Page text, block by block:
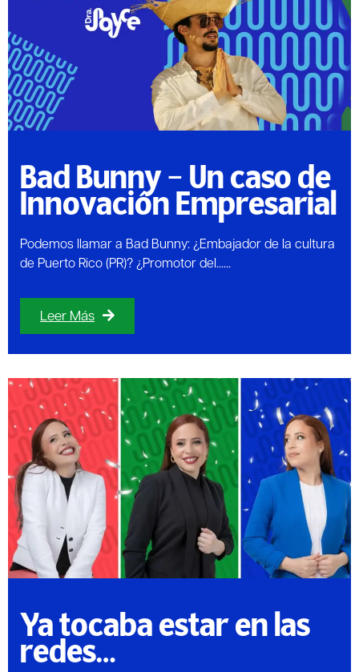
Bad Bunny – Un caso de
Innovación Empresarial
Podemos llamar a Bad Bunny: ¿Embajador de la cultura
de Puerto Rico (PR)? ¿Promotor del......
Leer Más
Ya tocaba estar en las
redes…